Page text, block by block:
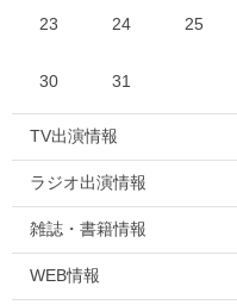
23 24 25
30 31
TV出演情報
ラジオ出演情報
雑誌・書籍情報
WEB情報